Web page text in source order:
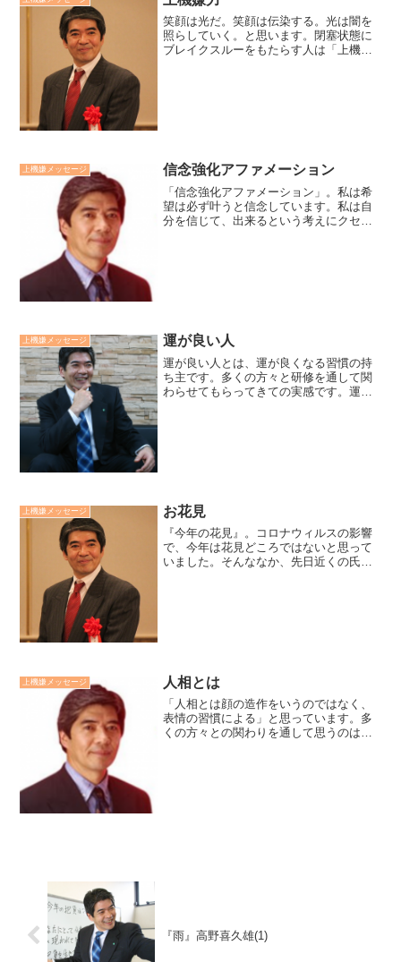
笑顔は光だ。笑顔は伝染する。光は闇を
照らしていく。と思います。閉塞状態に
ブレイクスルーをもたらす人は「上機嫌
上機嫌メッセージ 信念強化アファメーション
「信念強化アファメーション」。私は希
望は必ず叶うと信念しています。私は自
分を信じて、出来るという考えにクセを
上機嫌メッセージ 運が良い人
運が良い人とは、運が良くなる習慣の持
ち主です。多くの方々と研修を通して関
わらせてもらってきての実感です。運が
上機嫌メッセージ お花見
『今年の花見』。コロナウィルスの影響
で、今年は花見どころではないと思って
いました。そんななか、先日近くの氏神
上機嫌メッセージ 人相とは
「人相とは顔の造作をいうのではなく、
表情の習慣による」と思っています。多
くの方々との関わりを通して思うのは、
『雨』高野喜久雄(1)